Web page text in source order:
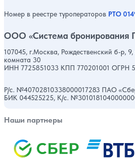
Номер в реестре туроператоров РТО
ООО «Система бронирования
107045, г.Москва, Рождественский б-р,
комната 30
ИНН 7725851033 КПП 770201001 ОГРН
Р/с. №40702810338000017283 ПАО
БИК 044525225, К/с.
Наши партнеры